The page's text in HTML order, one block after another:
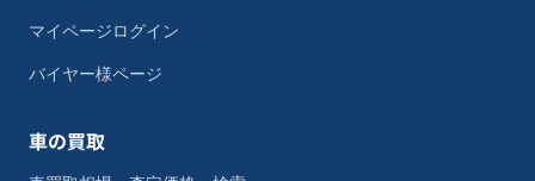
マイページログイン
バイヤー様ページ
車の買取